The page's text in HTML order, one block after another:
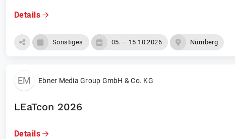
Details
Sonstiges 05. – 15.10.2026 Nürnberg
EM Ebner Media Group GmbH & Co. KG
LEaTcon 2026
Details